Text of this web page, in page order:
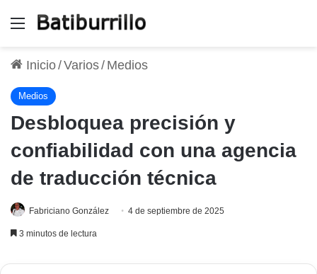
Menú
Inicio/Varios/ Medios
Medios
Desbloquea precisión y
confiabilidad con una agencia
de traducción técnica
Fabriciano González 4 de septiembre de 2025
3 minutos de lectura